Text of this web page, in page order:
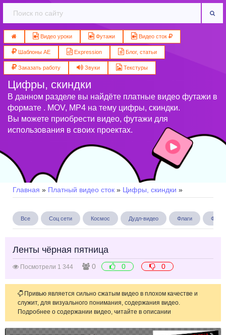
Видео уроки Футажи Видео сток
Шаблоны AE Expression Блог, статьи
Заказать работу Звуки Текстуры
Цифры, скиндки
В данном разделе вы найдёте платные видео футажи в
формате . MOV, MP4 на тему цифры, скиндки.
Вы можете приобрести видео, футажи для
использования в своих проектах.
Главная » Платный видео сток » Цифры, скиндки »
Все Соц сети Космос Дудл-видео Флаги Фоны
Ленты чёрная пятница
Посмотрели 1 344 0 0 0
Привью является сильно сжатым видео в плохом качестве и
служит, для визуального понимания, содержания видео.
Подробнее о содержании видео, читайте в описании